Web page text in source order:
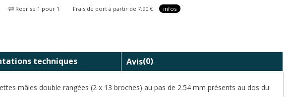
Reprise 1 pour 1 Frais de port à partir de 7.90 € infos
techniques Avis(0)
mâles double rangées (2 x 13 broches) au pas de 2.54 mm présents au dos du